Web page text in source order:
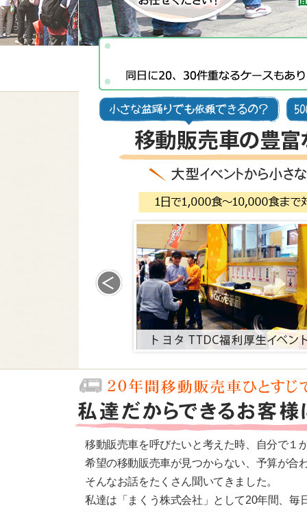
移動販売車を呼びたいと考えた時、自分で１
希望の移動販売車が見つからない、予算が
そんなお話をたくさん聞いてきました。
私達は「まくう株式会社」として20年間、毎